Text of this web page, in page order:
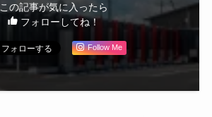
この記事が気に入ったら
フォローしてね！
Follow Me